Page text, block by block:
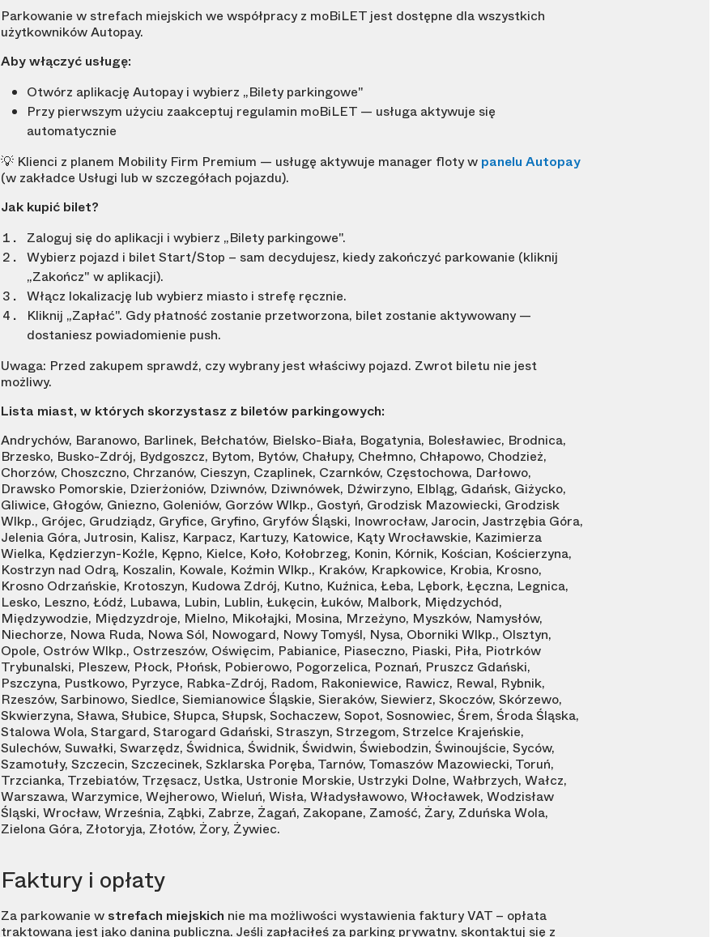
Parkowanie w strefach miejskich we współpracy z moBiLET jest dostępne dla wszystkich
użytkowników Autopay.
Aby włączyć usługę:
Otwórz aplikację Autopay i wybierz „Bilety parkingowe"
Przy pierwszym użyciu zaakceptuj regulamin moBiLET — usługa aktywuje się
automatycznie
💡 Klienci z planem Mobility Firm Premium — usługę aktywuje manager floty w panelu Autopay
(w zakładce Usługi lub w szczegółach pojazdu).
Jak kupić bilet?
Zaloguj się do aplikacji i wybierz „Bilety parkingowe".
Wybierz pojazd i bilet Start/Stop – sam decydujesz, kiedy zakończyć parkowanie (kliknij
„Zakończ" w aplikacji).
Włącz lokalizację lub wybierz miasto i strefę ręcznie.
Kliknij „Zapłać". Gdy płatność zostanie przetworzona, bilet zostanie aktywowany —
dostaniesz powiadomienie push.
Uwaga: Przed zakupem sprawdź, czy wybrany jest właściwy pojazd. Zwrot biletu nie jest
możliwy.
Lista miast, w których skorzystasz z biletów parkingowych:
Andrychów, Baranowo, Barlinek, Bełchatów, Bielsko-Biała, Bogatynia, Bolesławiec, Brodnica,
Brzesko, Busko-Zdrój, Bydgoszcz, Bytom, Bytów, Chałupy, Chełmno, Chłapowo, Chodzież,
Chorzów, Choszczno, Chrzanów, Cieszyn, Czaplinek, Czarnków, Częstochowa, Darłowo,
Drawsko Pomorskie, Dzierżoniów, Dziwnów, Dziwnówek, Dźwirzyno, Elbląg, Gdańsk, Giżycko,
Gliwice, Głogów, Gniezno, Goleniów, Gorzów Wlkp., Gostyń, Grodzisk Mazowiecki, Grodzisk
Wlkp., Grójec, Grudziądz, Gryfice, Gryfino, Gryfów Śląski, Inowrocław, Jarocin, Jastrzębia Góra,
Jelenia Góra, Jutrosin, Kalisz, Karpacz, Kartuzy, Katowice, Kąty Wrocławskie, Kazimierza
Wielka, Kędzierzyn-Koźle, Kępno, Kielce, Koło, Kołobrzeg, Konin, Kórnik, Kościan, Kościerzyna,
Kostrzyn nad Odrą, Koszalin, Kowale, Koźmin Wlkp., Kraków, Krapkowice, Krobia, Krosno,
Krosno Odrzańskie, Krotoszyn, Kudowa Zdrój, Kutno, Kuźnica, Łeba, Lębork, Łęczna, Legnica,
Lesko, Leszno, Łódź, Lubawa, Lubin, Lublin, Łukęcin, Łuków, Malbork, Międzychód,
Międzywodzie, Międzyzdroje, Mielno, Mikołajki, Mosina, Mrzeżyno, Myszków, Namysłów,
Niechorze, Nowa Ruda, Nowa Sól, Nowogard, Nowy Tomyśl, Nysa, Oborniki Wlkp., Olsztyn,
Opole, Ostrów Wlkp., Ostrzeszów, Oświęcim, Pabianice, Piaseczno, Piaski, Piła, Piotrków
Trybunalski, Pleszew, Płock, Płońsk, Pobierowo, Pogorzelica, Poznań, Pruszcz Gdański,
Pszczyna, Pustkowo, Pyrzyce, Rabka-Zdrój, Radom, Rakoniewice, Rawicz, Rewal, Rybnik,
Rzeszów, Sarbinowo, Siedlce, Siemianowice Śląskie, Sieraków, Siewierz, Skoczów, Skórzewo,
Skwierzyna, Sława, Słubice, Słupca, Słupsk, Sochaczew, Sopot, Sosnowiec, Śrem, Środa Śląska,
Stalowa Wola, Stargard, Starogard Gdański, Straszyn, Strzegom, Strzelce Krajeńskie,
Sulechów, Suwałki, Swarzędz, Świdnica, Świdnik, Świdwin, Świebodzin, Świnoujście, Syców,
Szamotuły, Szczecin, Szczecinek, Szklarska Poręba, Tarnów, Tomaszów Mazowiecki, Toruń,
Trzcianka, Trzebiatów, Trzęsacz, Ustka, Ustronie Morskie, Ustrzyki Dolne, Wałbrzych, Wałcz,
Warszawa, Warzymice, Wejherowo, Wieluń, Wisła, Władysławowo, Włocławek, Wodzisław
Śląski, Wrocław, Września, Ząbki, Zabrze, Żagań, Zakopane, Zamość, Żary, Zduńska Wola,
Zielona Góra, Złotoryja, Złotów, Żory, Żywiec.
Faktury i opłaty
Za parkowanie w strefach miejskich nie ma możliwości wystawienia faktury VAT – opłata
traktowana jest jako danina publiczna. Jeśli zapłaciłeś za parking prywatny, skontaktuj się z